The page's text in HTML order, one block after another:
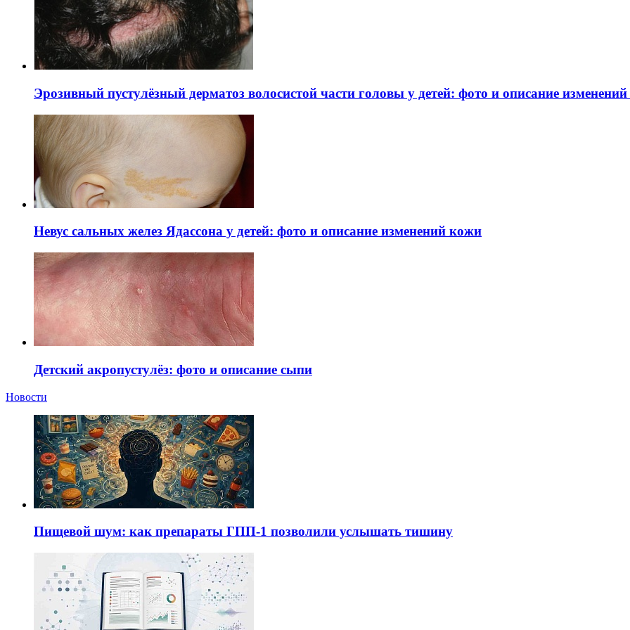
Эрозивный пустулёзный дерматоз волосистой части головы у детей: фото и описание
Невус сальных желез Ядассона у детей: фото и описание изменений кожи
Детский акропустулёз: фото и описание сыпи
Новости
Пищевой шум: как препараты ГПП-1 позволили услышать тишину